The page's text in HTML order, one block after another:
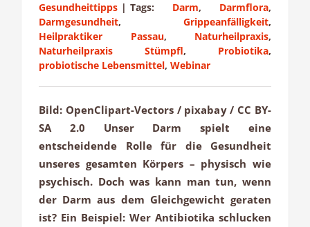
Gesundheittipps | Tags: Darm, Darmflora,
Darmgesundheit, Grippeanfälligkeit,
Heilpraktiker Passau, Naturheilpraxis,
Naturheilpraxis Stümpfl, Probiotika,
probiotische Lebensmittel, Webinar
Bild: OpenClipart-Vectors / pixabay / CC BY-
SA 2.0 Unser Darm spielt eine
entscheidende Rolle für die Gesundheit
unseres gesamten Körpers – physisch wie
psychisch. Doch was kann man tun, wenn
der Darm aus dem Gleichgewicht geraten
ist? Ein Beispiel: Wer Antibiotika schlucken